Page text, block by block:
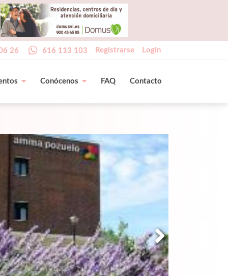
26 616 113 103 Registrarse Login
Conócenos FAQ Contacto